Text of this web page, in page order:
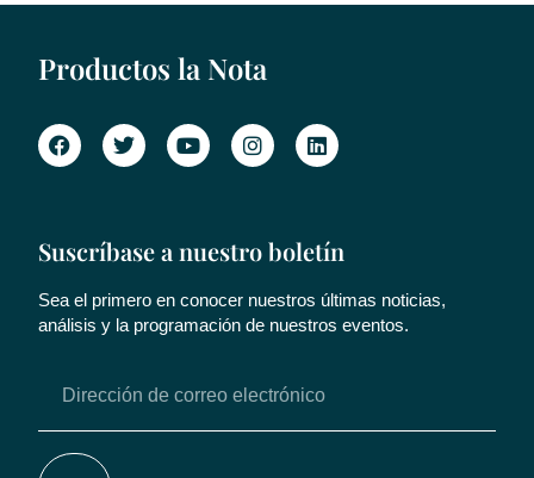
Productos la Nota
Suscríbase a nuestro boletín
Sea el primero en conocer nuestros últimas noticias,
análisis y la programación de nuestros eventos.